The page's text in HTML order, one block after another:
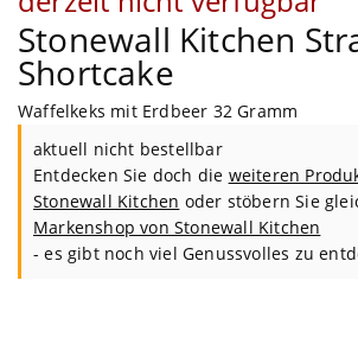
Stonewall Kitchen
Shortcake
Waffelkeks mit Erdbeer 32 Gramm
aktuell nicht bestellbar
Entdecken Sie doch die weiteren
Stonewall Kitchen oder stöbern Sie
Markenshop von Stonewall Kitchen
- es gibt noch viel Genussvolles zu